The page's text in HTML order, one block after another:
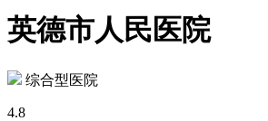
英德市人民医院
综合型医院
4.8